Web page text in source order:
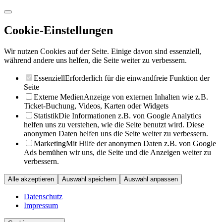
Cookie-Einstellungen
Wir nutzen Cookies auf der Seite. Einige davon sind essenziell,
während andere uns helfen, die Seite weiter zu verbessern.
EssenziellErforderlich für die einwandfreie Funktion der
Seite
Externe MedienAnzeige von externen Inhalten wie z.B.
Ticket-Buchung, Videos, Karten oder Widgets
StatistikDie Informationen z.B. von Google Analytics
helfen uns zu verstehen, wie die Seite benutzt wird. Diese
anonymen Daten helfen uns die Seite weiter zu verbessern.
MarketingMit Hilfe der anonymen Daten z.B. von Google
Ads bemühen wir uns, die Seite und die Anzeigen weiter zu
verbessern.
Alle akzeptieren Auswahl speichern Auswahl anpassen
Datenschutz
Impressum